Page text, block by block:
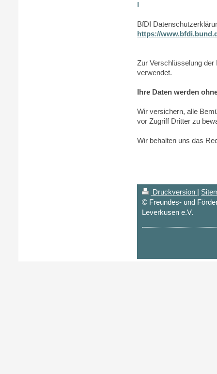
l
BfDI
https://
Zur Verschlüsselung
verwendet.
Ihre Daten werden
Wir versichern, alle
vor Zugriff Dritter zu
Wir behalten uns das
Druckversion |
© Freundes- und
Leverkusen e.V.